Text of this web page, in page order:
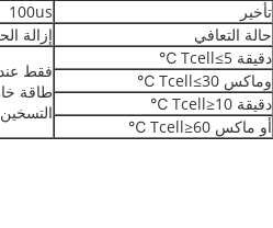
تأخير
100us
حالة التعافي
إزالة
دقيقة Tcell≤5 ℃
فقط
طاقة
وماكس Tcell≤30 ℃
دقيقة Tcell≥10 ℃
أو ماكس Tcell≥60 ℃